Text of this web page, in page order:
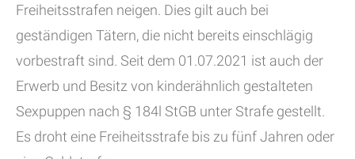
Freiheitsstrafen neigen. Dies gilt auch bei
geständigen Tätern, die nicht bereits einschlägig
vorbestraft sind. Seit dem 01.07.2021 ist auch der
Erwerb und Besitz von kinderähnlich gestalteten
Sexpuppen nach § 184l StGB unter Strafe gestellt.
Es droht eine Freiheitsstrafe bis zu fünf Jahren oder